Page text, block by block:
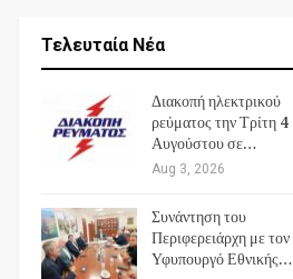
Τελευταία Νέα
Διακοπή ηλεκτρικού
ρεύματος την Τρίτη 4
Αυγούστου σε…
Aug 3, 2026
Συνάντηση του
Περιφερειάρχη με τον
Υφυπουργό Εθνικής…